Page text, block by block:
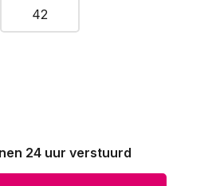
42
24 uur verstuurd